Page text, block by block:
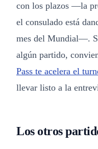
con los plazos —la
el consulado está
mes del Mundial—.
algún partido,
Pass te acelera el
llevar listo a la
Los otros